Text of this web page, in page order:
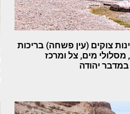
צוקים (עין פשחה) בריכות
מים, צל ומרכז
יהודה